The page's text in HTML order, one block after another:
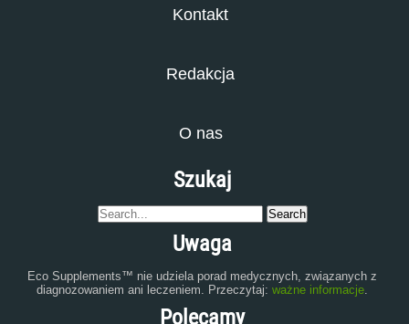
Kontakt
Redakcja
O nas
Szukaj
Uwaga
Eco Supplements™ nie udziela porad medycznych, związanych z
diagnozowaniem ani leczeniem. Przeczytaj:ważne informacje.
Polecamy